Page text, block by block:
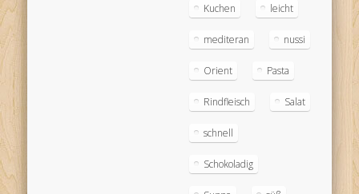
Kuchen leicht
mediteran nussi
Orient Pasta
Rindfleisch Salat
schnell
Schokoladig